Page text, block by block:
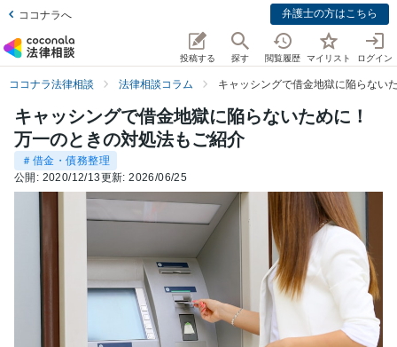
ココナラへ 弁護士の方はこちら
投稿する 探す 閲覧履歴 マイリスト ログイン
ココナラ法律相談 法律相談コラム キャッシングで借金地獄に陥らない
キャッシングで借金地獄に陥らないために！
万一のときの対処法もご紹介
＃借金・債務整理
公開: 2020/12/13更新:2026/06/25